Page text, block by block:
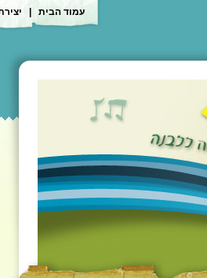
עמוד הבית